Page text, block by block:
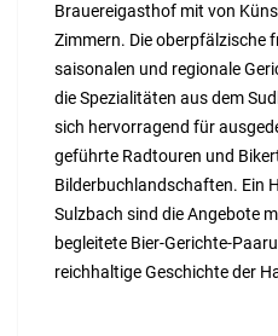
Brauereigasthof mit von
Zimmern. Die oberpfälzische
saisonalen und regionale
die Spezialitäten aus dem
sich hervorragend für
geführte Radtouren und
Bilderbuchlandschaften. Ein
Sulzbach sind die Angebote
begleitete Bier-Gerichte-
reichhaltige Geschichte der